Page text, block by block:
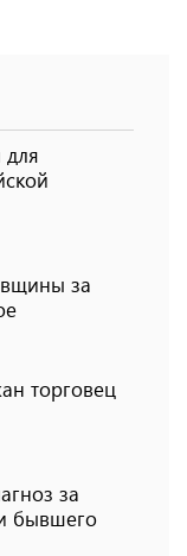
за
торговец
за
бывшего